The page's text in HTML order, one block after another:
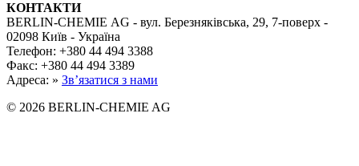
КОНТАКТИ
BERLIN-CHEMIE AG - вул. Березняківська, 29, 7-поверх -
02098 Київ - Україна
Телефон: +380 44 494 3388
Факс: +380 44 494 3389
Адреса: » Зв’язатися з нами
© 2026 BERLIN-CHEMIE AG